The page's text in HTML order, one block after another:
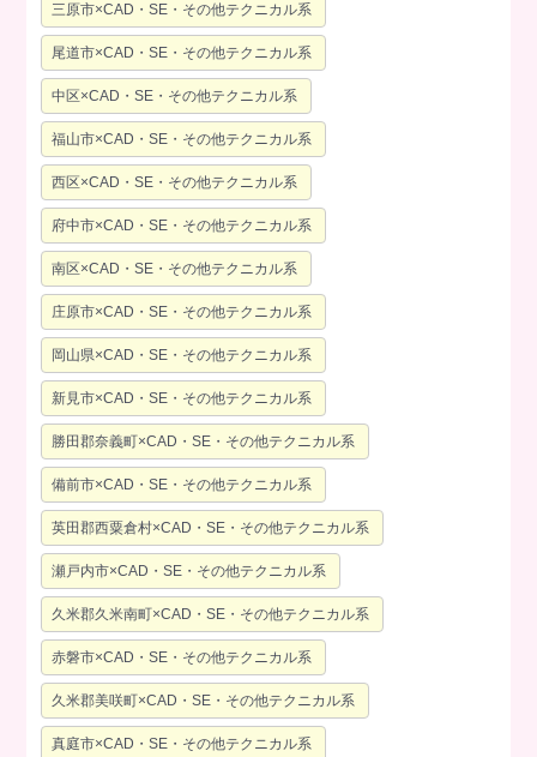
三原市×CAD・SE・その他テクニカル系
尾道市×CAD・SE・その他テクニカル系
中区×CAD・SE・その他テクニカル系
福山市×CAD・SE・その他テクニカル系
西区×CAD・SE・その他テクニカル系
府中市×CAD・SE・その他テクニカル系
南区×CAD・SE・その他テクニカル系
庄原市×CAD・SE・その他テクニカル系
岡山県×CAD・SE・その他テクニカル系
新見市×CAD・SE・その他テクニカル系
勝田郡奈義町×CAD・SE・その他テクニカル系
備前市×CAD・SE・その他テクニカル系
英田郡西粟倉村×CAD・SE・その他テクニカル系
瀬戸内市×CAD・SE・その他テクニカル系
久米郡久米南町×CAD・SE・その他テクニカル系
赤磐市×CAD・SE・その他テクニカル系
久米郡美咲町×CAD・SE・その他テクニカル系
真庭市×CAD・SE・その他テクニカル系